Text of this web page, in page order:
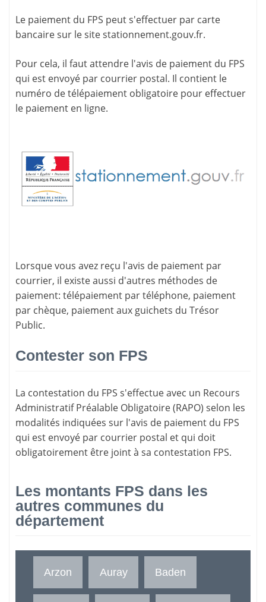
Le paiement du FPS peut s'effectuer par carte
bancaire sur le sitestationnement.gouv.fr.
Pour cela, il faut attendre l'avis de paiement du FPS
qui est envoyé par courrier postal. Il contient le
numéro de télépaiement obligatoire pour effectuer
le paiement en ligne.
Lorsque vous avez reçu l'avis de paiement par
courrier, il existe aussi d'autres méthodes de
paiement: télépaiement par téléphone, paiement
par chèque, paiement aux guichets du Trésor
Public.
Contester son FPS
La contestation du FPS s'effectue avec un Recours
Administratif Préalable Obligatoire (RAPO) selon les
modalités indiquées sur l'avis de paiement du FPS
qui est envoyé par courrier postal et qui doit
obligatoirement être joint à sa contestation FPS.
Les montants FPS dans les
autres communes du
département
Arzon Auray Baden